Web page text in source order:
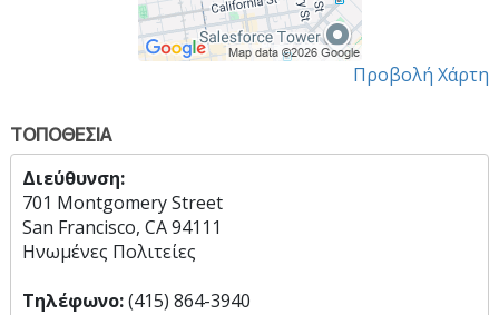
Προβολή Χάρτη
ΤΟΠΟΘΕΣΙΑ
Διεύθυνση:
701 Montgomery Street
San Francisco, CA 94111
Ηνωμένες Πολιτείες
Τηλέφωνο:(415) 864-3940